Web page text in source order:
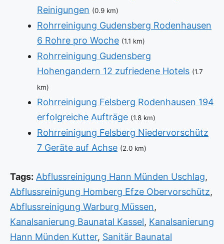
Reinigungen (0.9 km)
Rohrreinigung Gudensberg Rodenhausen
6 Rohre pro Woche (1.1 km)
Rohrreinigung Gudensberg
Hohengandern 12 zufriedene Hotels (1.7
km)
Rohrreinigung Felsberg Rodenhausen 194
erfolgreiche Aufträge (1.8 km)
Rohrreinigung Felsberg Niedervorschütz
7 Geräte auf Achse (2.0 km)
Tags: Abflussreinigung Hann Münden Uschlag,
Abflussreinigung Homberg Efze Obervorschütz,
Abflussreinigung Warburg Müssen,
Kanalsanierung Baunatal Kassel, Kanalsanierung
Hann Münden Kutter, Sanitär Baunatal